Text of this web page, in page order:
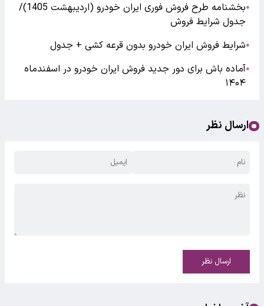
●
بخشنامه طرح فروش فوری ایران خودرو (اردیبهشت 1405)/
جدول شرایط فروش
●شرایط فروش ایران خودرو بدون قرعه کشی + جدول
●آماده باش برای دور جدید فروش ایران خودرو در اسفندماه
۱۴۰۴
ارسال نظر
ارسال نظر